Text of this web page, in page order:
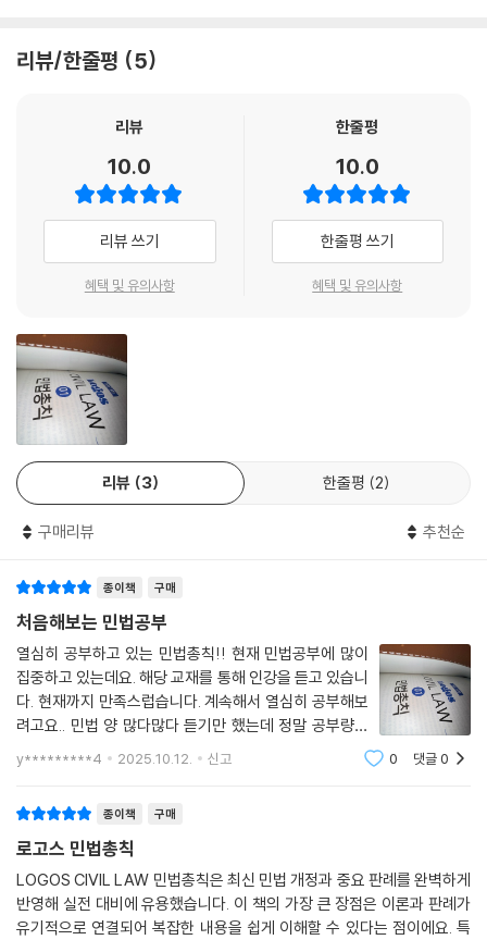
1. 권리의 보호
제1절 권리의 주체일반
1. 권리주체와 권리능력의 의의
2. 민법상 권리의 주체(권리능력자)
2. 행위능력
3. 주소
4. 부재와 실종
제3절 법인
1. 총설
2. 법인의 설립
3. 법인의 능력
5. 법인의 주소
6. 정관의 변경
7. 법인의 소멸
8. 법인의 등기
9. 법인의 감독
10. 권리능력 없는 사단과 재단
제1절 권리의 객체일반
1. 권리의 객체의 의의
2. 권리의 객체에 관한 민법규정
리뷰/한줄평 5
리뷰
10.0
리뷰 쓰기
혜택 및 유의사항
한줄평
10.0
한줄평 쓰기
혜택 및 유의사항
리뷰 3 한줄평 2
구매리뷰 추천순
종이책 구매
처음해보는 민법공부
열심히 공부하고 있는 민법총칙!! 현재 민법공부에 많이
집중하고 있는데요. 해당 교재를 통해 인강을 듣고 있습니
다. 현재까지 만족스럽습니다. 계속해서 열심히 공부해보
려고요.. 민법 양 많다많다 듣기만 했는데 정말 공부량이
y*********4 2025.10.12. 신고 0 댓글0
종이책 구매
로고스 민법총칙
LOGOS CIVIL LAW 민법총칙은 최신 민법 개정과 중요 판례를 완벽하게
반영해 실전 대비에 유용했습니다. 이 책의 가장 큰 장점은 이론과 판례가
유기적으로 연결되어 복잡한 내용을 쉽게 이해할 수 있다는 점이에요. 특